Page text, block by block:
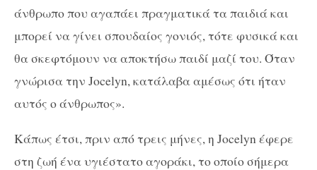
άνθρωπο που αγαπάει πραγματικά τα παιδιά και
μπορεί να γίνει σπουδαίος γονιός, τότε φυσικά και
θα σκεφτόμουν να αποκτήσω παιδί μαζί του. Όταν
γνώρισα την Jocelyn, κατάλαβα αμέσως ότι ήταν
αυτός ο άνθρωπος».
Κάπως έτσι, πριν από τρεις μήνες, η Jocelyn έφερε
στη ζωή ένα υγιέστατο αγοράκι, το οποίο σήμερα